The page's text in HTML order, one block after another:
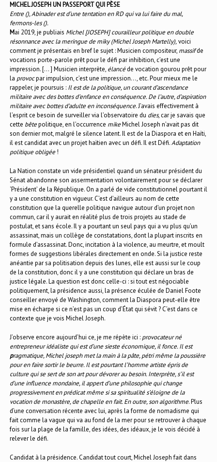
MICHEL JOSEPH UN PASSEPORT QUI PÈSE
Entre (), Abinader est d’une tentation en RD qui va lui faire du mal,
fermons-les ().
Mai 2019, je publiais Michel [JOSEPH] courailleur politique en double
résonnance avec la meringue de miky (Michel Joseph Martelly),voici
comment je présentais en bref le sujet : Musicien compositeur, massifde
vocations porte-parole prêt pour le défi par inhibition, c’est une
impression. [… ] Musicien interprète, élancéde vocation gourou prêt pour
la provocpar impulsion, c’est une impression…, etc. Pour mieux me le
rappeler, je poursuis : Il est de la politique, un courant d’ascendance
militaire avec des bottes d’enfance en conséquence. De l’autre, d’aspiration
militaire avec bottes d’adulte en inconséquence. J’avais effectivement à
l’esprit ce besoin de surveiller via l’observatoire du dies, car je savais que
cette bêtepolitique, en l’occurrence mikeMichel Joseph n’avait pas dit
son dernier mot, malgré le silence latent. Il est de la Diaspora et en Haïti,
il est candidat avec un projet haïtien avec un défi. Il est Défi.Adaptation
politique obligée !
La Nation constate un vide présidentiel quand un sénateur président du
Sénat abandonne son assermentation volontairement pour se déclarer
‘Président’ de la République. On a parlé de vide constitutionnel pourtant il
y a une constitution en vigueur. C’est d’ailleurs au nom de cette
constitution que la querelle politique navigue autour d’un projet non
commun, car il y aurait en réalité plus de trois projets au stade de
postulat, et sans école. Il y a pourtant un seul pays qui a vu plus qu’un
assassinat, mais un collège de constatations, dont la plupart inscrits en
formule d’assassinat. Donc, incitation à la violence, au meurtre, et moult
formes de suggestions libérales directement en onde. Si la justice reste
anéantie par sa politisation depuis des lunes, elle est aussi sur le coup
de la constitution, donc il y a une constitution qui déclare un bras de
justice légale. La question est donc celle-ci : si tout est négociable
politiquement, la présidence aussi, la présence éculée de Daniel Foote
conseiller envoyé de Washington, comment la Diaspora peut-elle être
mise en écharpe si ce n’est pas un coup d’État qui sévit ? C’est dans ce
contexte que je vois Michel Joseph.
J’observe encore aujourd’hui ce, je me répète ici : provocateur né
entrepreneur idéaliste qui est d’une sieste économique, il fonce. Il est
pragmatique, Michel joseph met la main à la pâte, pétri même la poussière
pour en faire sortir le beurre. Il est pourtant l’homme artiste épris de
culture qui se sert de son art pour dévorer au besoin. Interprète, s’il est
d’une influence mondaine, il appert d’une philosophie qui change
progressivement en prédicat même si sa spiritualité s’éloigne de la
vocation de monastère, de chapelle en fait. En outre, son algorithme. Plus
d’une conversation récente avec lui, après la forme de nomadisme qui
fait comme la vague qui va au fond de la mer pour se retrouver à chaque
fois sur la plage de la famille, des idées, des idéaux, je le vois décidé à
relever le défi.
Candidat à la présidence. Candidat tout court, Michel Joseph fait dans